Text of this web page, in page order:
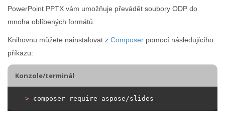
PowerPoint PPTX vám umožňuje převádět soubory ODP do
mnoha oblíbených formátů.
Knihovnu můžete nainstalovat z Composer pomocí následujícího
příkazu:
Konzole/terminál
> composer require aspose/slides